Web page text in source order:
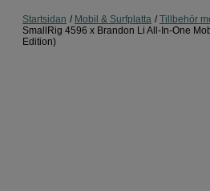
Startsidan Mobil & Surfplatta Tillbehör
SmallRig 4596 x Brandon Li All-In-One
Edition)